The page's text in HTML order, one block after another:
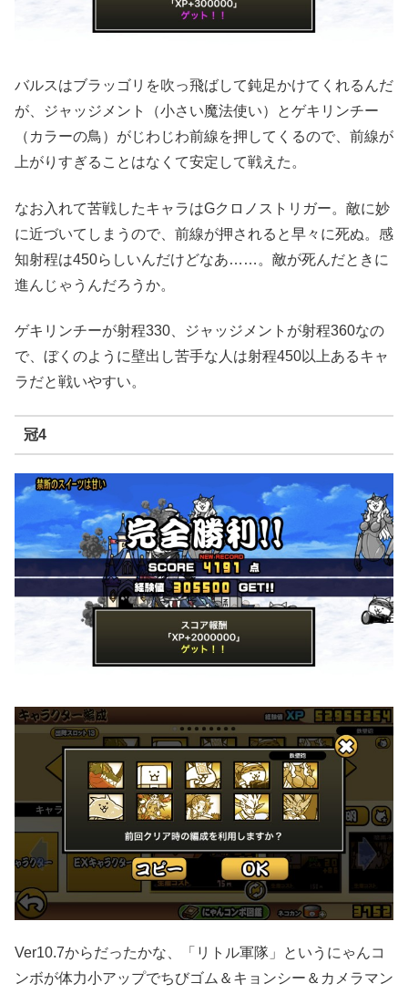
バルスはブラッゴリを吹っ飛ばして鈍足かけてくれるんだ
が、ジャッジメント（小さい魔法使い）とゲキリンチー
（カラーの鳥）がじわじわ前線を押してくるので、前線が
上がりすぎることはなくて安定して戦えた。
なお入れて苦戦したキャラはGクロノストリガー。敵に妙
に近づいてしまうので、前線が押されると早々に死ぬ。感
知射程は450らしいんだけどなあ……。敵が死んだときに
進んじゃうんだろうか。
ゲキリンチーが射程330、ジャッジメントが射程360なの
で、ぼくのように壁出し苦手な人は射程450以上あるキャ
ラだと戦いやすい。
冠4
Ver10.7からだったかな、「リトル軍隊」というにゃんコ
ンボが体力小アップでちびゴム＆キョンシー＆カメラマン